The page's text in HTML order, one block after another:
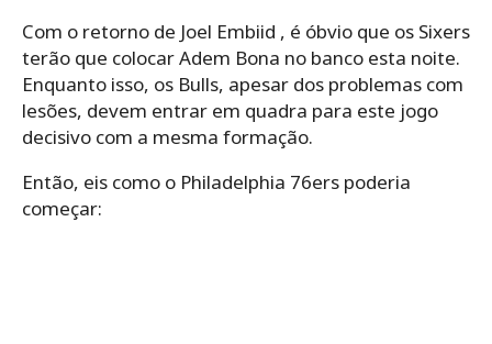
Com o retorno de Joel Embiid , é óbvio que os Sixers
terão que colocar Adem Bona no banco esta noite.
Enquanto isso, os Bulls, apesar dos problemas com
lesões, devem entrar em quadra para este jogo
decisivo com a mesma formação.
Então, eis como o Philadelphia 76ers poderia
começar: